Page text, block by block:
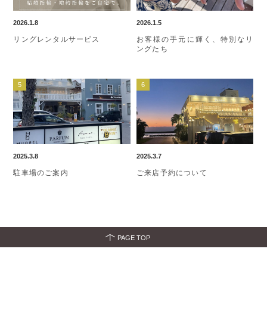
2026.1.8
リングレンタルサービス
2026.1.5
お客様の手元に輝く、特別なリ
ングたち
2025.3.8
駐車場のご案内
2025.3.7
ご来店予約について
PAGE TOP